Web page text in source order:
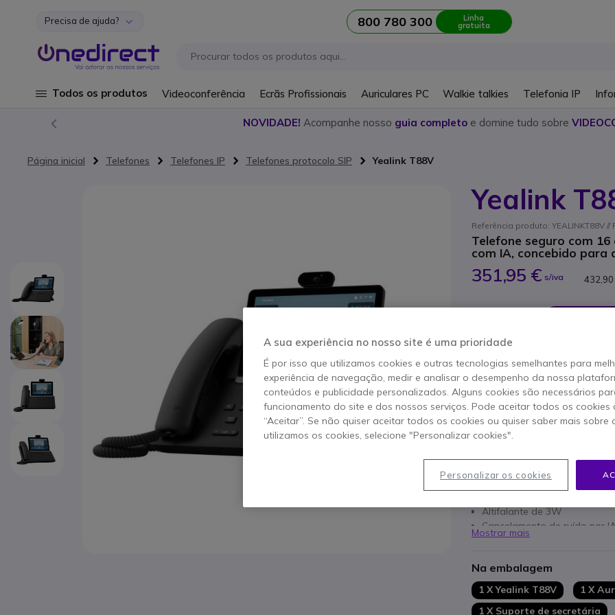
Ir para o Conteúdo
Precisa de ajuda? 800 780 300 Linha
gratuita
Todos os produtos Videoconferência Ecrãs Profissionais Auriculares PC Walkie talkies Telefonia IP
NOVIDADE! Acompanhe nosso guia completo e domine tudo sobre
Página inicial Telefones Telefones IP Telefones protocolo SIP Yealink T88V
Yealink
Referência produto: YEALINKT88V
Telefone seguro com
com IA, concebido para
351,95 € s/iva 432,90
Esgotado
2 anos de garantiado
Suporta chamadas de
Até 16 linhas SIP e 84 teclas
Altifalante de 3W
Cancelamento de ruído por
Conferências locais até 10
Segurança de 3 níveis:
Revestimento
Mostrar mais
Na embalagem
1 X Yealink T88V 1 X
1 X Suporte de secretária
A sua experiência no nosso site é uma prioridade
É por isso que utilizamos cookies e outras tecnologias semelhantes para
experiência de navegação, medir e analisar o desempenho da nossa
conteúdos e publicidade personalizados. Alguns cookies são necessários
funcionamento do site e dos nossos serviços. Pode aceitar todos os cookies
“Aceitar”. Se não quiser aceitar todos os cookies ou quiser saber mais sobre
utilizamos os cookies, selecione "Personalizar cookies".
Personalizar os cookies